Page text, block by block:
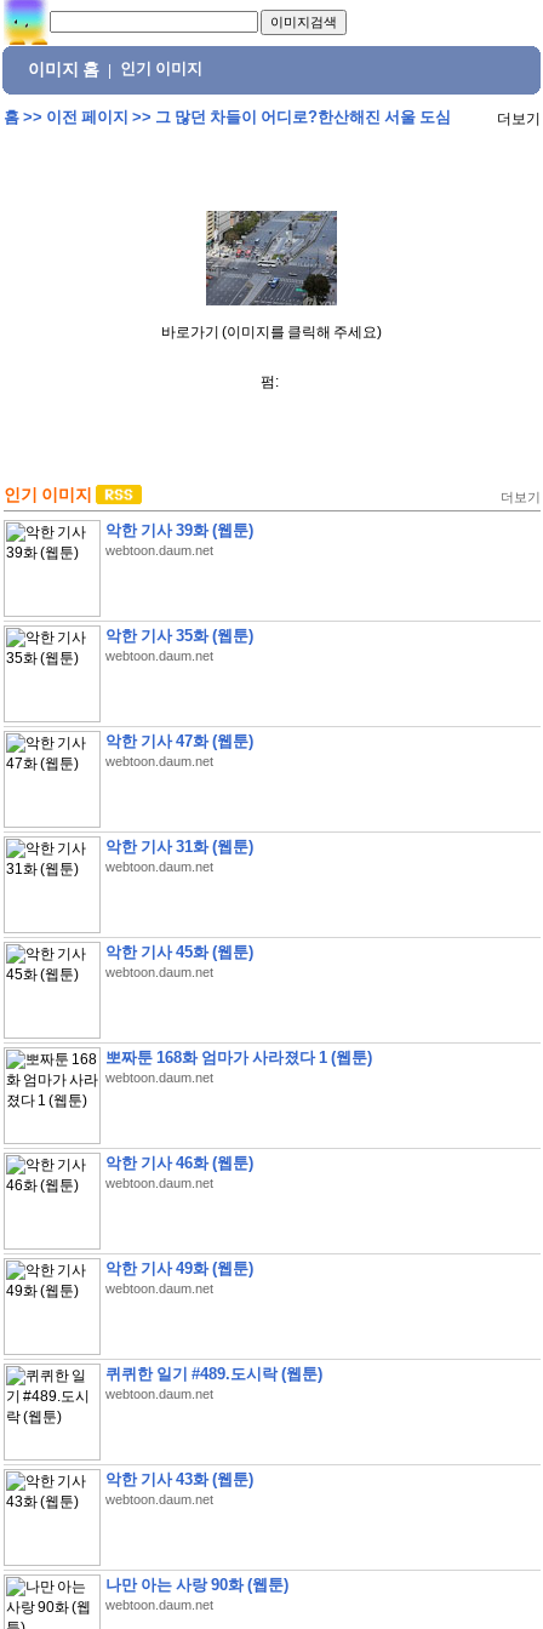
이미지 홈 인기 이미지
홈>> 이전 페이지 >> 그 많던 차들이 어디로?한산해진 서울 도심 더보기
바로가기 (이미지를 클릭해 주세요)
펌:
인기 이미지 더보기
악한 기사 39화 (웹툰)
webtoon.daum.net
악한 기사 35화 (웹툰)
webtoon.daum.net
악한 기사 47화 (웹툰)
webtoon.daum.net
악한 기사 31화 (웹툰)
webtoon.daum.net
악한 기사 45화 (웹툰)
webtoon.daum.net
뽀짜툰 168화 엄마가 사라졌다 1 (웹툰)
webtoon.daum.net
악한 기사 46화 (웹툰)
webtoon.daum.net
악한 기사 49화 (웹툰)
webtoon.daum.net
퀴퀴한 일기 #489.도시락 (웹툰)
webtoon.daum.net
악한 기사 43화 (웹툰)
webtoon.daum.net
나만 아는 사랑 90화 (웹툰)
webtoon.daum.net